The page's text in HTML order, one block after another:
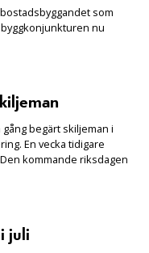
som
nu
begärt skiljeman i
En vecka tidigare
kommande riksdagen
juli